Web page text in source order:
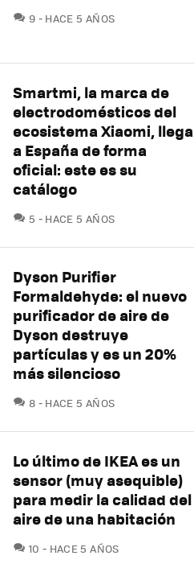
9 COMENTARIOS
HACE 5 AÑOS
Smartmi, la marca de
electrodomésticos del
ecosistema Xiaomi, llega
a España de forma
oficial: este es su
catálogo
5 COMENTARIOS
HACE 5 AÑOS
Dyson Purifier
Formaldehyde: el nuevo
purificador de aire de
Dyson destruye
partículas y es un 20%
más silencioso
8 COMENTARIOS
HACE 5 AÑOS
Lo último de IKEA es un
sensor (muy asequible)
para medir la calidad del
aire de una habitación
10 COMENTARIOS
HACE 5 AÑOS